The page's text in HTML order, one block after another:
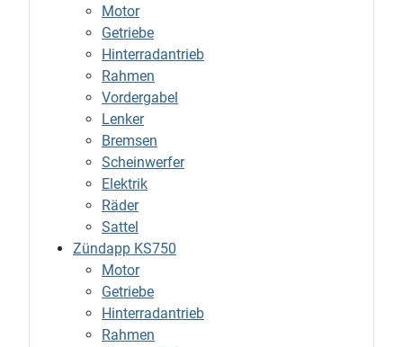
Motor
Getriebe
Hinterradantrieb
Rahmen
Vordergabel
Lenker
Bremsen
Scheinwerfer
Elektrik
Räder
Sattel
Zündapp KS750
Motor
Getriebe
Hinterradantrieb
Rahmen